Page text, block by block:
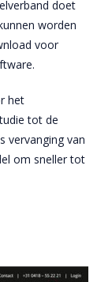
doet
worden
voor
het
tot de
vervanging van
om sneller tot